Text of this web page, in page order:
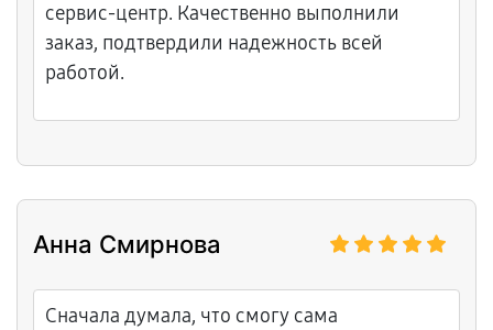
сервис-центр. Качественно выполнили
заказ, подтвердили надежность всей
работой.
Анна Смирнова
Сначала думала, что смогу сама